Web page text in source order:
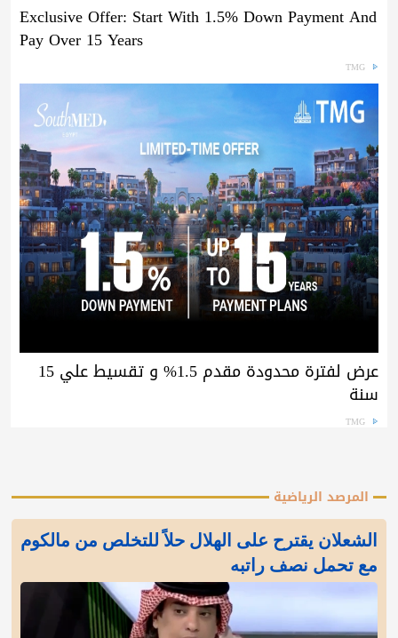
Exclusive Offer: Start With 1.5% Down Payment And
Pay Over 15 Years
TMG
عرض لفترة محدودة مقدم 1.5% و تقسيط علي 15
سنة
TMG
المرصد الرياضية
الشعلان يقترح على الهلال حلاً للتخلص من مالكوم
مع تحمل نصف راتبه